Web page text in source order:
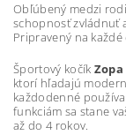
Obľúbený medzi
schopnosť zvládnuť
Pripravený na
Športový kočík Zopa
ktorí hľadajú
každodenné
funkciám sa stane
až do 4 rokov.